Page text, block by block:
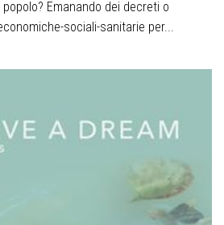
Emanando dei decreti o
sociali-sanitarie per...